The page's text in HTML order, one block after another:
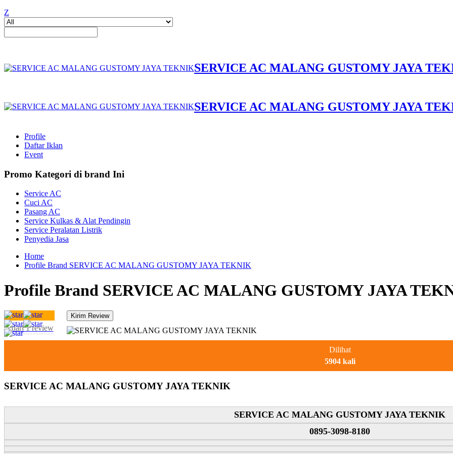
Z
SERVICE AC MALANG GUSTOMY JAYA
SERVICE AC MALANG GUSTOMY JAYA
Profile
Daftar Iklan
Event
Promo Kategori di brand Ini
Service AC
Cuci AC
Pasang AC
Service Kulkas & Alat Pendingin
Service Peralatan Listrik
Penyedia Jasa
Home
Profile Brand SERVICE AC MALANG GUSTOMY JAYA TEKNIK
Profile Brand SERVICE AC MALANG GUSTOMY JAYA
5 dari 1 review
Dilihat
5904 kali
SERVICE AC MALANG GUSTOMY JAYA TEKNIK
SERVICE AC MALANG GUSTOMY JAYA TEKNIK
0895-3098-8180